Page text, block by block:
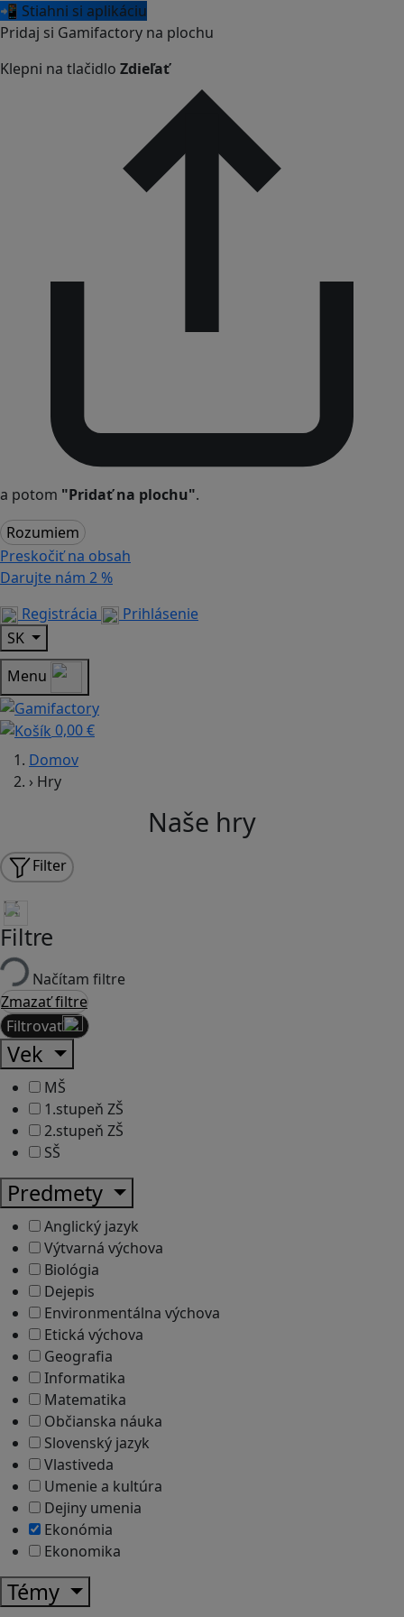
📲 Stiahni si aplikáciu
Pridaj si Gamifactory na plochu
Klepni na tlačidlo Zdieľať
a potom "Pridať na plochu".
Rozumiem
Preskočiť na obsah
Darujte nám 2 %
Registrácia
Prihlásenie
SK
Menu
0,00 €
Domov
› Hry
Naše hry
Filter
Filtre
Načítam filtre
Zmazať filtre
Filtrovať
Vek
MŠ
1.stupeň ZŠ
2.stupeň ZŠ
SŠ
Predmety
Anglický jazyk
Výtvarná výchova
Biológia
Dejepis
Environmentálna výchova
Etická výchova
Geografia
Informatika
Matematika
Občianska náuka
Slovenský jazyk
Vlastiveda
Umenie a kultúra
Dejiny umenia
Ekonómia
Ekonomika
Témy